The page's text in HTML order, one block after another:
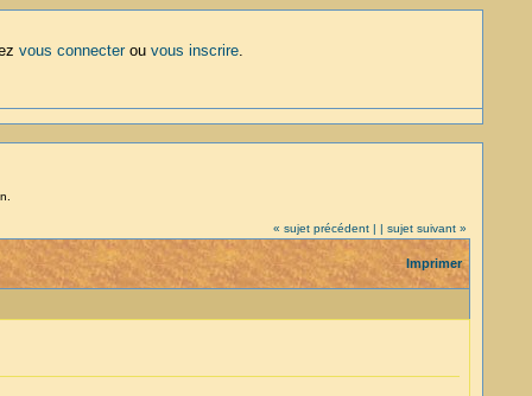
vous connecterou vous inscrire.
« sujet précédent | | sujet suivant »
Imprimer